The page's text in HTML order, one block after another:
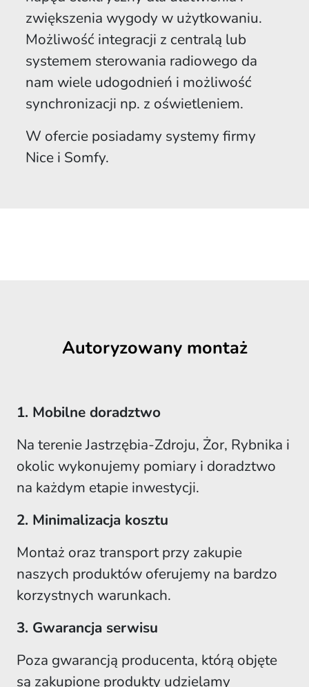
zwiększenia wygody w użytkowaniu.
Możliwość integracji z centralą lub
systemem sterowania radiowego da
nam wiele udogodnień i możliwość
synchronizacji np. z oświetleniem.
W ofercie posiadamy systemy firmy
Nice i Somfy.
Autoryzowany montaż
1. Mobilne doradztwo
Na terenie Jastrzębia-Zdroju, Żor, Rybnika i
okolic wykonujemy pomiary i doradztwo
na każdym etapie inwestycji.
2. Minimalizacja kosztu
Montaż oraz transport przy zakupie
naszych produktów oferujemy na bardzo
korzystnych warunkach.
3. Gwarancja serwisu
Poza gwarancją producenta, którą objęte
są zakupione produkty udzielamy